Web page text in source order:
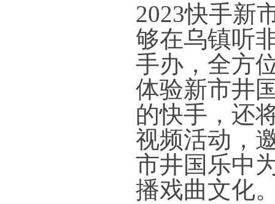
2023快手新
够在乌镇听
手办，全方
体验新市井
的快手，还
视频活动，
市井国乐中
播戏曲文化